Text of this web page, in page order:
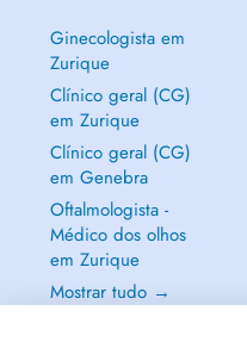
Ginecologista em
Zurique
Clínico geral (CG)
em Zurique
Clínico geral (CG)
em Genebra
Oftalmologista -
Médico dos olhos
em Zurique
Mostrar tudo →